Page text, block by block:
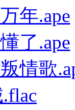
年.ape
了.ape
情歌